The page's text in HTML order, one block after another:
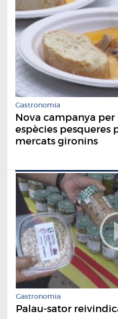
Gastronomia
Nova campanya
espècies pesqueres
mercats gironins
Gastronomia
Palau-sator